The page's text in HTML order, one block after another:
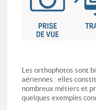
Les orthophotos sont
aériennes : elles
nombreux métiers et
quelques exemples